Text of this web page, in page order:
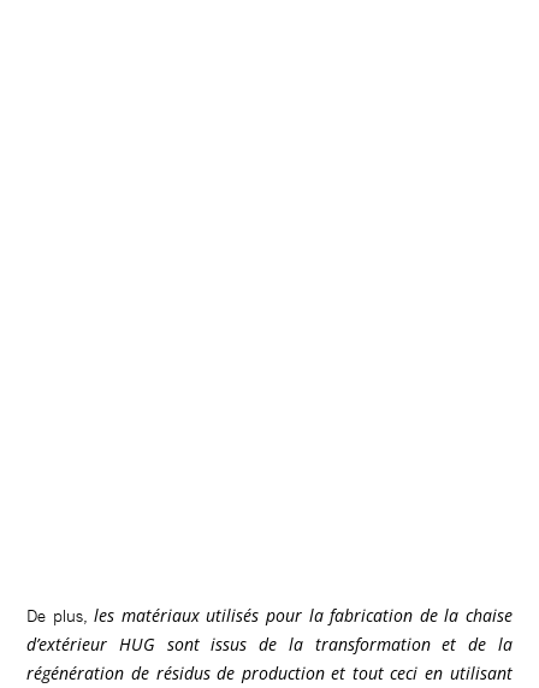
De plus,les matériaux utilisés pour la fabrication de la chaise
d’extérieur HUG sontissus de la transformation et de la
régénération de résidus de production et tout ceci en utilisant